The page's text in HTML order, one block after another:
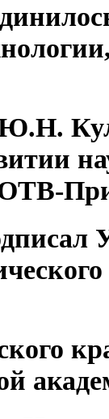
ОТВ-